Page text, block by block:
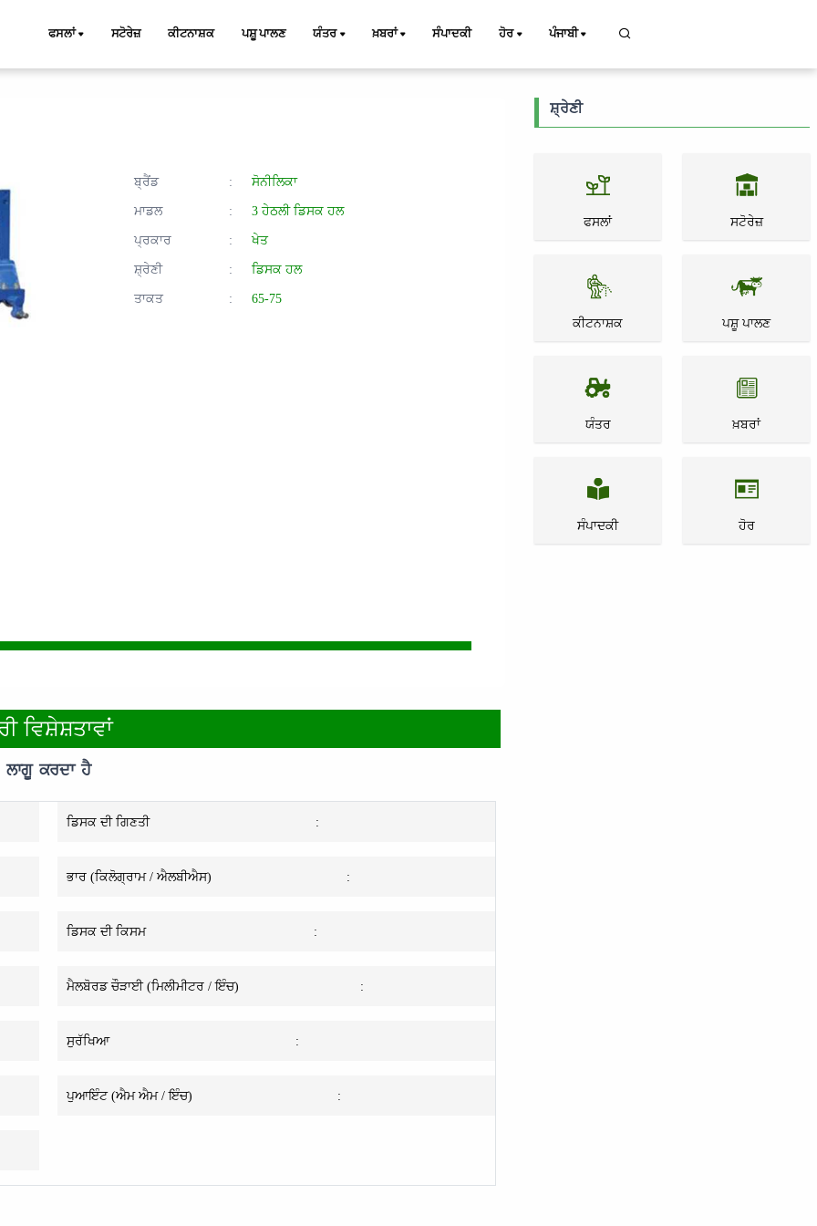
ਫਸਲਾਂ ਸਟੋਰੇਜ਼ ਕੀਟਨਾਸ਼ਕ ਪਸ਼ੂ ਪਾਲਣ ਯੰਤਰ ਖ਼ਬਰਾਂ ਸੰਪਾਦਕੀ ਹੋਰ ਪੰਜਾਬੀ
ਬ੍ਰੈਂਡ :
ਸੋਨੀਲਿਕਾ
ਮਾਡਲ
:
3 ਹੇਠਲੀ ਡਿਸਕ ਹਲ
ਪ੍ਰਕਾਰ
:
ਖੇਤ
ਸ਼੍ਰੇਣੀ
:
ਡਿਸਕ ਹਲ
ਤਾਕਤ
: 65-75
ਵਿਸ਼ੇਸ਼ਤਾਵਾਂ
ਲਾਗੂ ਕਰਦਾ ਹੈ
ਡਿਸਕ ਦੀ ਗਿਣਤੀ :
ਭਾਰ (ਕਿਲੋਗ੍ਰਾਮ / ਐਲਬੀਐਸ) :
ਡਿਸਕ ਦੀ ਕਿਸਮ :
ਮੈਲਬੋਰਡ ਚੌੜਾਈ (ਮਿਲੀਮੀਟਰ / ਇੰਚ) :
ਸੁਰੱਖਿਆ :
ਪੁਆਇੰਟ (ਐਮ ਐਮ / ਇੰਚ) :
ਸ਼੍ਰੇਣੀ
ਫਸਲਾਂ ਸਟੋਰੇਜ਼
ਕੀਟਨਾਸ਼ਕ ਪਸ਼ੂ ਪਾਲਣ
ਯੰਤਰ ਖ਼ਬਰਾਂ
ਸੰਪਾਦਕੀ ਹੋਰ